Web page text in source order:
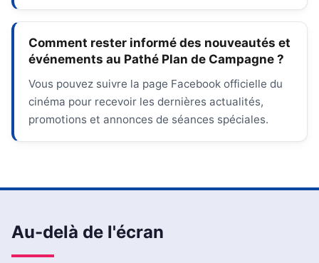
Comment rester informé des nouveautés et
événements au Pathé Plan de Campagne ?
Vous pouvez suivre la page Facebook officielle du
cinéma pour recevoir les dernières actualités,
promotions et annonces de séances spéciales.
Au-delà de l'écran